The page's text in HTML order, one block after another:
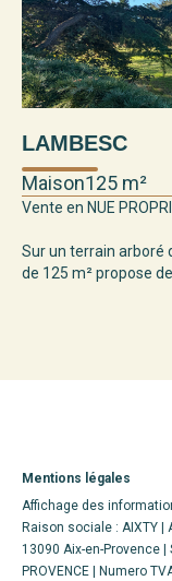
LAMBESC
Maison125 m²
Vente en NUE
Sur un terrain arboré
de 125 m² propose
Mentions légales
Affichage des
Raison sociale : AIXTY
13090 Aix-en-Provence |
PROVENCE | Numero